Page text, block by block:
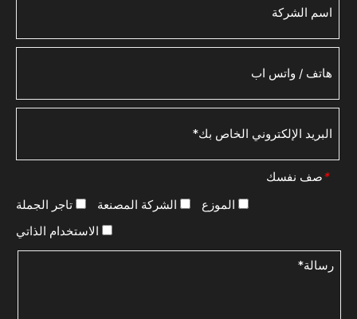
*صف نفسك
الموزع
الشركة المصنعة
تاجر الجملة
الاستخدام الذاتي